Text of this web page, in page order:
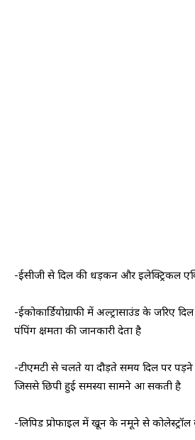
-ईसीजी से दिल की धड़कन और इलेक्ट्रिकल
-ईकोकार्डियोग्राफी में अल्ट्रासाउंड के जरिए
पंपिंग क्षमता की जानकारी देता है
-टीएमटी से चलते या दौड़ते समय दिल पर पड़ने
जिससे छिपी हुई समस्या सामने आ सकती है
-लिपिड प्रोफाइल में खून के नमूने से कोलेस्ट्रॉल